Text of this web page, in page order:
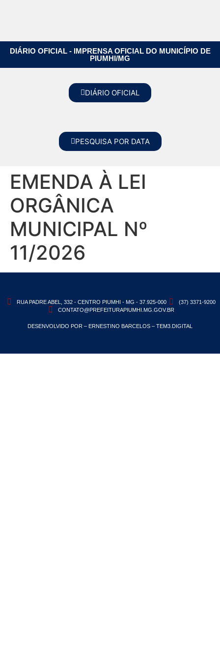
DIÁRIO OFICIAL - IMPRENSA OFICIAL DO MUNICÍPIO DE
PIUMHI/MG
DIÁRIO OFICIAL
PESQUISA POR DATA
EMENDA À LEI
ORGÂNICA
MUNICIPAL Nº
11/2026
RUA PADRE ABEL, 332 - CENTRO PIUMHI - MG - 37.925-000
(37) 3371-9200
CONTATO@PREFEITURAPIUMHI.MG.GOV.BR
DESENVOLVIDO POR – ERNESTINO BARCELOS – TEM3.DIGITAL